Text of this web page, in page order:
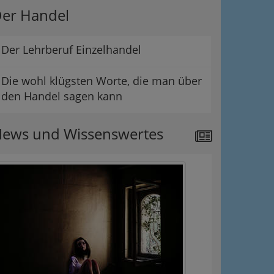
Handel
Der Lehrberuf Einzelhandel
Die wohl klügsten Worte, die man über
den Handel sagen kann
und Wissenswertes